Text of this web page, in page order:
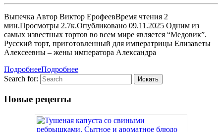
Выпечка Автор Виктор ЕрофеевВремя чтения 2
мин.Просмотры 2.7к.Опубликовано 09.11.2025 Одним из
самых известных тортов во всем мире является “Медовик”.
Русский торт, приготовленный для императрицы Елизаветы
Алексеевны – жены императора Александра
ПодробнееПодробнее
Search for:
Новые рецепты